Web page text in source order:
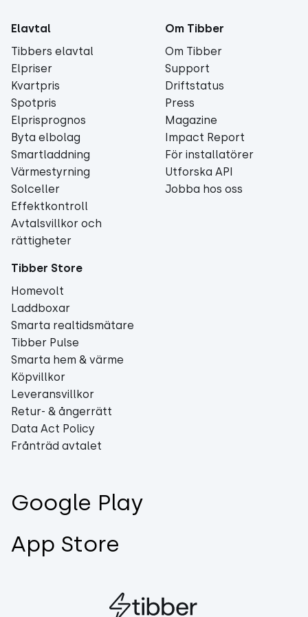
Elavtal
Tibbers elavtal
Elpriser
Kvartpris
Spotpris
Elprisprognos
Byta elbolag
Smartladdning
Värmestyrning
Solceller
Effektkontroll
Avtalsvillkor och
rättigheter
Om Tibber
Om Tibber
Support
Driftstatus
Press
Magazine
Impact Report
För installatörer
Utforska API
Jobba hos oss
Tibber Store
Homevolt
Laddboxar
Smarta realtidsmätare
Tibber Pulse
Smarta hem & värme
Köpvillkor
Leveransvillkor
Retur- & ångerrätt
Data Act Policy
Frånträd avtalet
Google Play
App Store